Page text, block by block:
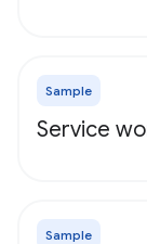
Sample
Service
Sample